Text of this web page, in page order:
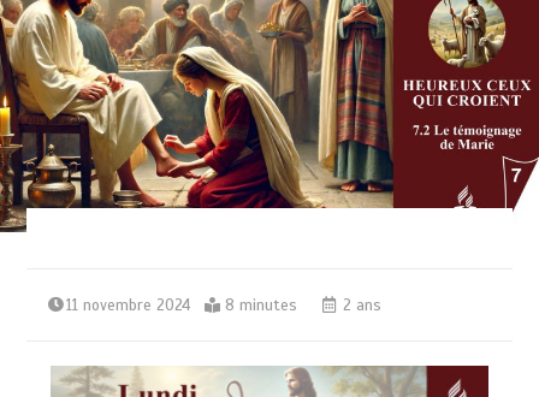
11 novembre 2024 8 minutes 2 ans